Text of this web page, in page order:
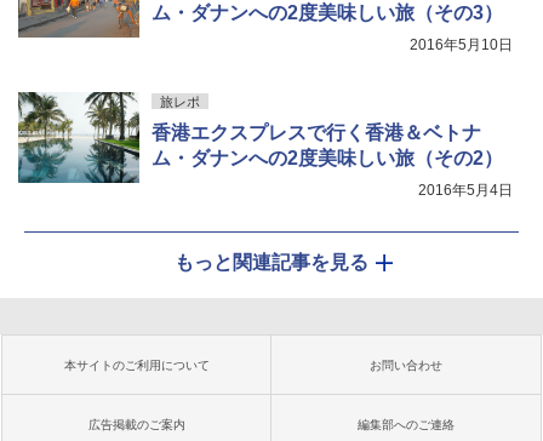
ム・ダナンへの2度美味しい旅（その3）
2016年5月10日
旅レポ
香港エクスプレスで行く香港＆ベトナ
ム・ダナンへの2度美味しい旅（その2）
2016年5月4日
もっと関連記事を見る
本サイトのご利用について お問い合わせ
広告掲載のご案内 編集部へのご連絡